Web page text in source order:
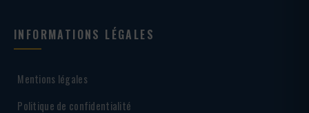
INFORMATIONS LÉGALES
Mentions légales
Politique de confidentialité